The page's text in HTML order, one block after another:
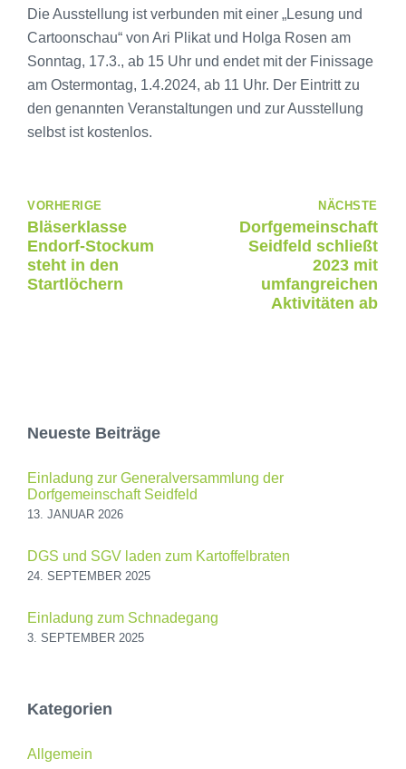
Die Ausstellung ist verbunden mit einer „Lesung und
Cartoonschau“ von Ari Plikat und Holga Rosen am
Sonntag, 17.3., ab 15 Uhr und endet mit der Finissage
am Ostermontag, 1.4.2024, ab 11 Uhr. Der Eintritt zu
den genannten Veranstaltungen und zur Ausstellung
selbst ist kostenlos.
VORHERIGE
Bläserklasse
Endorf-Stockum
steht in den
Startlöchern
NÄCHSTE
Dorfgemeinschaft
Seidfeld schließt
2023 mit
umfangreichen
Aktivitäten ab
Neueste Beiträge
Einladung zur Generalversammlung der
Dorfgemeinschaft Seidfeld
13. JANUAR 2026
DGS und SGV laden zum Kartoffelbraten
24. SEPTEMBER 2025
Einladung zum Schnadegang
3. SEPTEMBER 2025
Kategorien
Allgemein